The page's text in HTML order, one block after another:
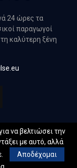
24 ώρες τα
παραγωγοί
καλύτερη ξένη
Designed and
να βελτιώσει την
με αυτό, αλλά
Αποδέχομαι